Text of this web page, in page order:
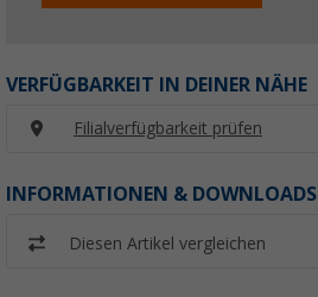
VERFÜGBARKEIT IN DEINER NÄHE
Filialverfügbarkeit prüfen
INFORMATIONEN & DOWNLOADS
Diesen Artikel vergleichen